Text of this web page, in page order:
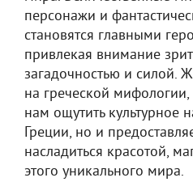
персонажи и
становятся главными
привлекая внимание
загадочностью и силой.
на греческой
нам ощутить культурное
Греции, но и
насладиться красотой,
этого уникального мира.